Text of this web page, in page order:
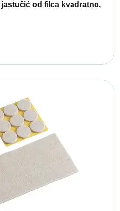
jastučić od filca kvadratno,